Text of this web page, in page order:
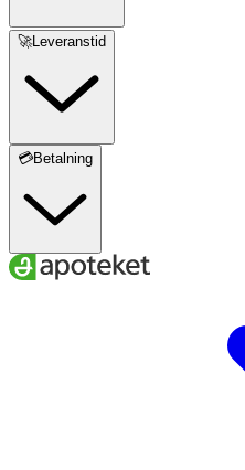
🚀Leveranstid
💳Betalning